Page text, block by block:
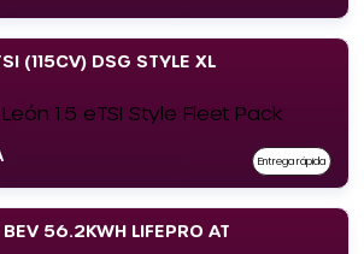
(115CV) DSG STYLE XL
Entrega rápida
56.2KWH LIFEPRO AT